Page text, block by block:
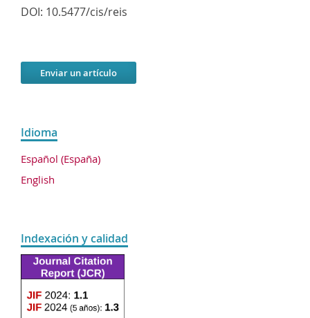
DOI: 10.5477/cis/reis
Enviar un artículo
Idioma
Español (España)
English
Indexación y calidad